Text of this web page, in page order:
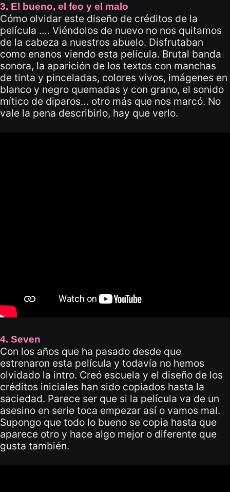
3. El bueno, el feo y el malo
Cómo olvidar este diseño de créditos de la
película …. Viéndolos de nuevo no nos quitamos
de la cabeza a nuestros abuelo. Disfrutaban
como enanos viendo esta película. Brutal banda
sonora, la aparición de los textos con manchas
de tinta y pinceladas, colores vivos, imágenes en
blanco y negro quemadas y con grano, el sonido
mítico de diparos… otro más que nos marcó. No
vale la pena describirlo, hay que verlo.
4. Seven
Con los años que ha pasado desde que
estrenaron esta película y todavía no hemos
olvidado la intro. Creó escuela y el diseño de los
créditos iniciales han sido copiados hasta la
saciedad. Parece ser que si la película va de un
asesino en serie toca empezar así o vamos mal.
Supongo que todo lo bueno se copia hasta que
aparece otro y hace algo mejor o diferente que
gusta también.